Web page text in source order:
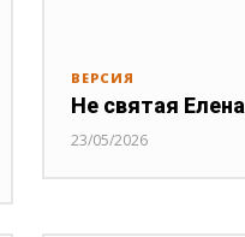
ВЕРСИЯ
Не святая Елена
23/05/2026